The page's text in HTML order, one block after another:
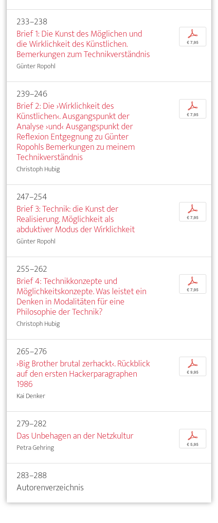
233–238
Brief 1: Die Kunst des Möglichen und
die Wirklichkeit des Künstlichen.
Bemerkungen zum Technikverständnis
Günter Ropohl
p
€ 7,95
239–246
Brief 2: Die ›Wirklichkeit des
Künstlichen‹. Ausgangspunkt der
Analyse ›und‹ Ausgangspunkt der
Reflexion Entgegnung zu Günter
Ropohls Bemerkungen zu meinem
Technikverständnis
Christoph Hubig
p
€ 7,95
247–254
Brief 3: Technik: die Kunst der
Realisierung. Möglichkeit als
abduktiver Modus der Wirklichkeit
Günter Ropohl
p
€ 7,95
255–262
Brief 4: Technikkonzepte und
Möglichkeitskonzepte. Was leistet ein
Denken in Modalitäten für eine
Philosophie der Technik?
Christoph Hubig
p
€ 7,95
265–276
›Big Brother brutal zerhackt‹. Rückblick
auf den ersten Hackerparagraphen
1986
Kai Denker
p
€ 9,95
279–282
Das Unbehagen an der Netzkultur
Petra Gehring
p
€ 5,95
283–288
Autorenverzeichnis